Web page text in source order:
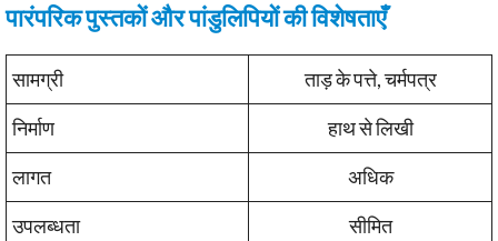
पारंपरिक पुस्तकों और पांडुलिपियों की विशेषताएँ
सामग्री
ताड़ के पत्ते, चर्मपत्र
निर्माण
हाथ से लिखी
लागत
अधिक
उपलब्धता
सीमित